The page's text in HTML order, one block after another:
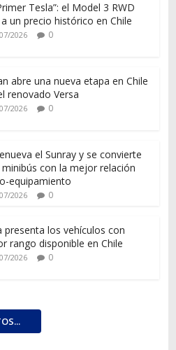
Tesla”: el Model 3 RWD
un precio histórico en Chile
2026 0
abre una nueva etapa en Chile
renovado Versa
2026 0
el Sunray y se convierte
minibús con la mejor relación
equipamiento
2026 0
presenta los vehículos con
rango disponible en Chile
2026 0